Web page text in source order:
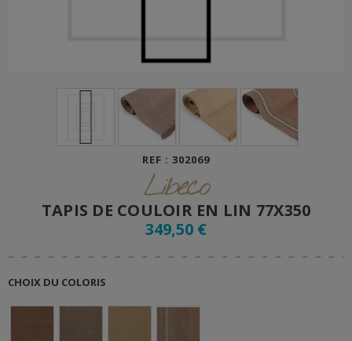
REF : 302069
Libeco
TAPIS DE COULOIR EN LIN 77X350
349,50 €
CHOIX DU COLORIS